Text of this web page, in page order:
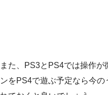
また、PS3とPS4では操作が
ンをPS4で遊ぶ予定なら今